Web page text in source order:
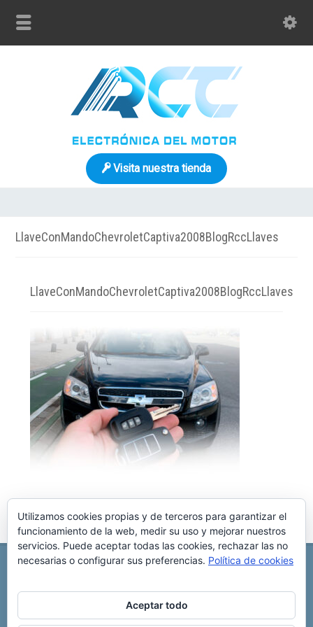
Visita nuestra tienda
LlaveConMandoChevroletCaptiva2008BlogRccLlaves
LlaveConMandoChevroletCaptiva2008BlogRccLlaves
REPARACIÓN CENTRALITA DE COCHE
C/ Virgen del pilar, 6 ,
Copyright © 2025 Reparación Centralita De Coche
Utilizamos cookies propias y de terceros para garantizar el
funcionamiento de la web, medir su uso y mejorar nuestros
servicios. Puede aceptar todas las cookies, rechazar las no
necesarias o configurar sus preferencias. Política de cookies
Aceptar todo